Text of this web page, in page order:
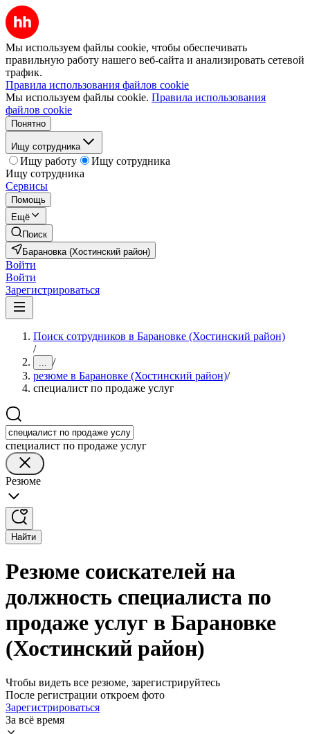
Мы используем файлы cookie, чтобы обеспечивать
правильную работу нашего веб-сайта и анализировать сетевой
трафик.
Правила использования файлов cookie
Мы используем файлы cookie. Правила использования
файлов cookie
Понятно
Ищу сотрудника
Ищу работу
Ищу сотрудника
Ищу сотрудника
Сервисы
Помощь
Ещё
Поиск
Барановка (Хостинский район)
Войти
Войти
Зарегистрироваться
Поиск сотрудников в Барановке (Хостинский район)
/
... /
резюме в Барановке (Хостинский район)/
специалист по продаже услуг
специалист по продаже услуг
Резюме
Найти
Резюме соискателей на
должность специалиста по
продаже услуг в Барановке
(Хостинский район)
Чтобы видеть все резюме, зарегистрируйтесь
После регистрации откроем фото
Зарегистрироваться
За всё время